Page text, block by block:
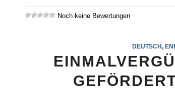
Noch keine Bewertungen
DEUTSCH